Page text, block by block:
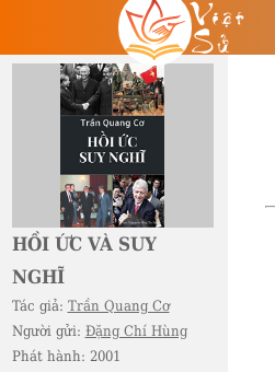
Việt
Sử
HỒI ỨC VÀ SUY
NGHĨ
Tác giả: Trần Quang Cơ
Người gửi: Đặng Chí Hùng
Phát hành: 2001